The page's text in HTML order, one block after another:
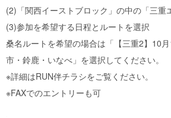
(2)「関西イーストブロック」の中の「三重
(3)参加を希望する日程とルートを選択
桑名ルートを希望の場合は「【三重2】10
市・鈴鹿・いなべ」を選択してください。
※詳細はRUN伴チラシをご覧ください。
※FAXでのエントリーも可